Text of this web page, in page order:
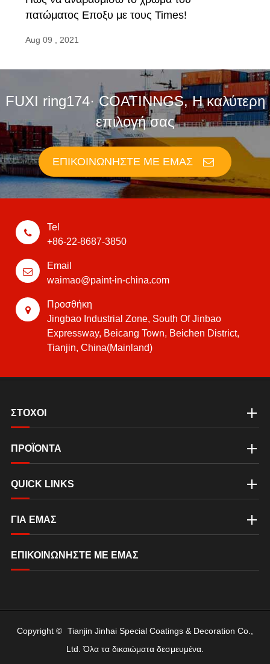
πατώματος Εποξυ με τους Times!
Aug 09 , 2021
FUXI ring174· COATINNGS, Η καλύτερη
επιλογή σας
ΕΠΙΚΟΙΝΩΝΉΣΤΕ ΜΕ ΕΜΆΣ
Tel
+86-22-8687-3850
Email
waimao@paint-in-china.com
Προσθήκη
Jingbao Industrial Zone, South Of Jinbao
Expressway, Beicang Town, Beichen District,
Tianjin, China(Mainland)
ΣΤΟΧΟΙ
ΠΡΟΪΟΝΤΑ
QUICK LINKS
ΓΙΑ ΕΜΆΣ
ΕΠΙΚΟΙΝΩΝΉΣΤΕ ΜΕ ΕΜΆΣ
Copyright © Tianjin Jinhai Special Coatings & Decoration Co.,
Ltd. Όλα τα δικαιώματα δεσμευμένα.